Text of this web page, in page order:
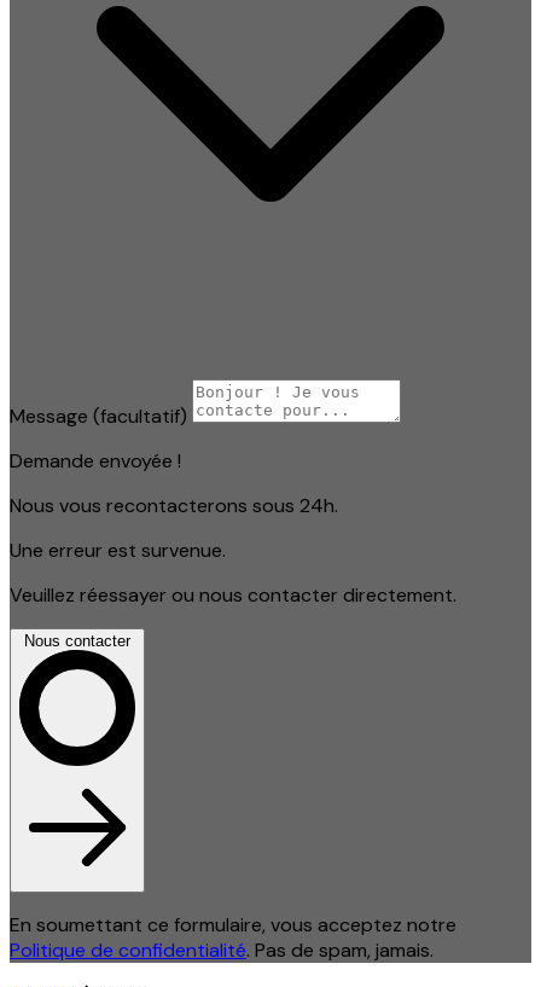
Message (facultatif)
Demande envoyée !
Nous vous recontacterons sous 24h.
Une erreur est survenue.
Veuillez réessayer ou nous contacter directement.
Nous contacter
En soumettant ce formulaire, vous acceptez notre
Politique de confidentialité. Pas de spam, jamais.